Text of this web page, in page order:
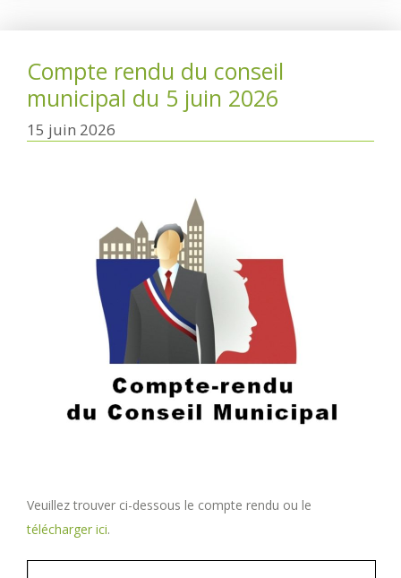
Compte rendu du conseil
municipal du 5 juin 2026
15 juin 2026
Veuillez trouver ci-dessous le compte rendu ou le
télécharger ici.